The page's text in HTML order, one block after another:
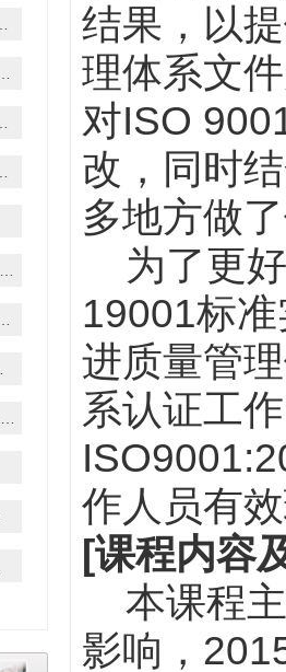
结果，以
理体系文
对ISO
改，同时
多地方做
为了更
19001标
进质量管
系认证工
作人员有
[课程内容
本课程
影响，